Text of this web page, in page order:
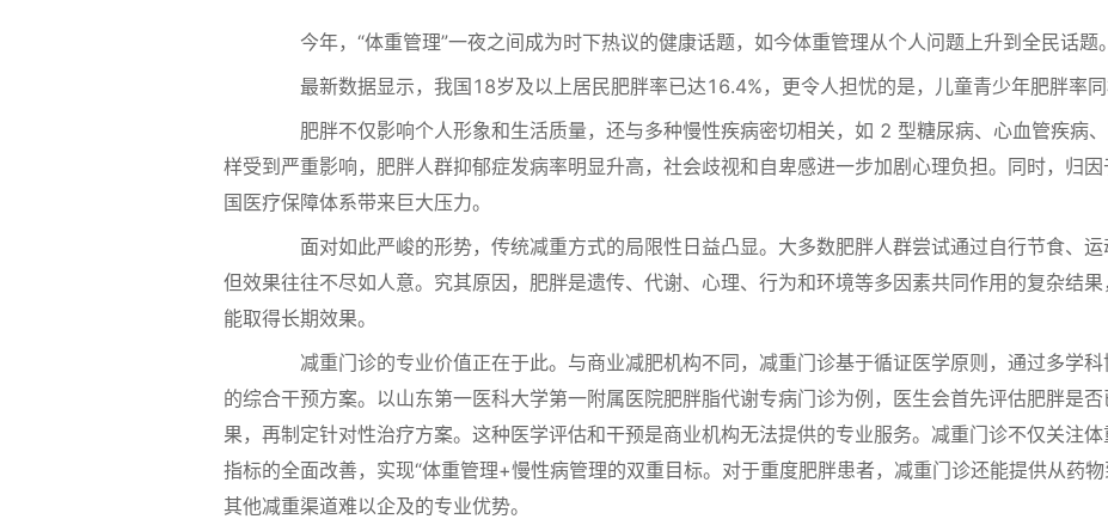
今年，“体重管理”一夜之间成为时下热议的健康话题，如今体重管理从个人问题上升到全民话题。
最新数据显示，我国18岁及以上居民肥胖率已达16.4%，更令人担忧的是，儿童青少年肥胖率同
肥胖不仅影响个人形象和生活质量，还与多种慢性疾病密切相关，如 2 型糖尿病、心血管疾病
样受到严重影响，肥胖人群抑郁症发病率明显升高，社会歧视和自卑感进一步加剧心理负担。同时，归
国医疗保障体系带来巨大压力。
面对如此严峻的形势，传统减重方式的局限性日益凸显。大多数肥胖人群尝试通过自行节食、运
但效果往往不尽如人意。究其原因，肥胖是遗传、代谢、心理、行为和环境等多因素共同作用的复杂结
能取得长期效果。
减重门诊的专业价值正在于此。与商业减肥机构不同，减重门诊基于循证医学原则，通过多学科
的综合干预方案。以山东第一医科大学第一附属医院肥胖脂代谢专病门诊为例，医生会首先评估肥胖是
果，再制定针对性治疗方案。这种医学评估和干预是商业机构无法提供的专业服务。减重门诊不仅关注
指标的全面改善，实现“体重管理+慢性病管理的双重目标。对于重度肥胖患者，减重门诊还能提供从药
其他减重渠道难以企及的专业优势。